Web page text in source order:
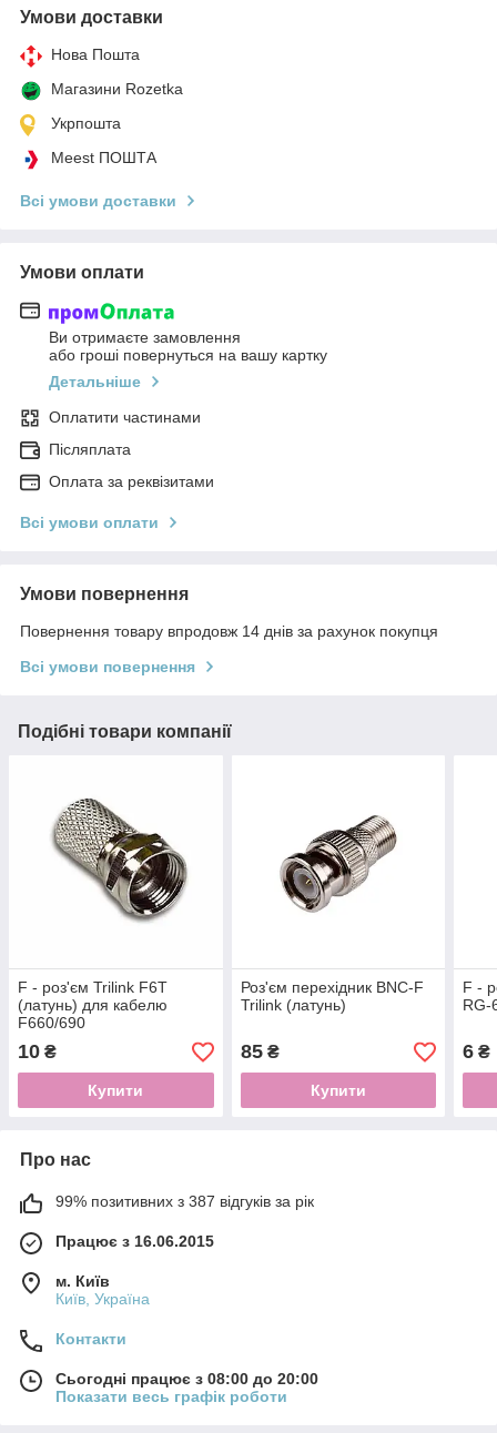
Умови доставки
Нова Пошта
Магазини Rozetka
Укрпошта
Meest ПОШТА
Всі умови доставки
Умови оплати
Ви отримаєте замовлення
або гроші повернуться на вашу картку
Детальніше
Оплатити частинами
Післяплата
Оплата за реквізитами
Всі умови оплати
Умови повернення
Повернення товару впродовж 14 днів за рахунок покупця
Всі умови повернення
Подібні товари компанії
F - роз'єм Trilink F6T
(латунь) для кабелю
F660/690
10 ₴
Купити
Роз'єм перехідник BNC-F
Trilink (латунь)
85₴
Купити
F -
RG-
6 ₴
Про нас
99% позитивних з 387 відгуків за рік
Працює з 16.06.2015
м. Київ
Київ, Україна
Контакти
Сьогодні працює з 08:00 до 20:00
Показати весь графік роботи